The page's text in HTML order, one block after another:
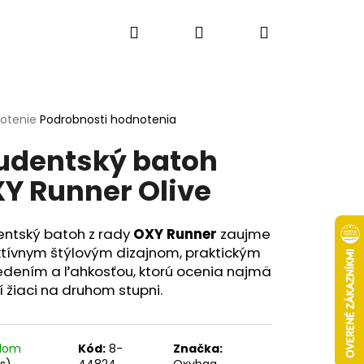
Hľadať PrihlásenieNákupný
Podrobnosti hodnotenia
batoh
Runner Olive
batoh z rady OXY Runner zaujme
štýlovým dizajnom, praktickým
a ľahkosťou, ktorú ocenia najmä
žiaci na druhom stupni.
Kód: 8-
Značka: